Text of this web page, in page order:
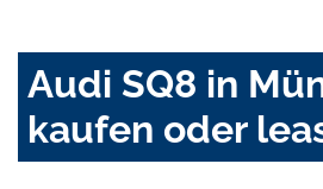
Audi SQ8 in
kaufen oder